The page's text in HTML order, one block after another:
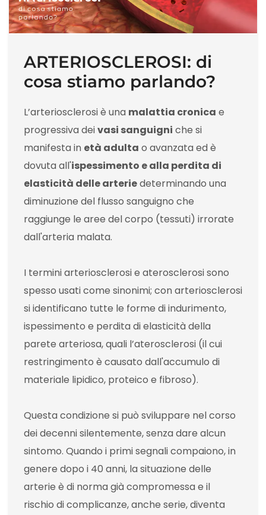
ARTERIOSCLEROSI: di
cosa stiamo parlando?
L’arteriosclerosi è una malattia cronica e
progressiva deivasi sanguigni che si
manifesta in età adulta o avanzata ed è
dovuta all'ispessimento e alla perdita di
elasticità delle arteriedeterminando una
diminuzione del flusso sanguigno che
raggiunge le aree del corpo (tessuti) irrorate
dall'arteria malata.
I termini arteriosclerosi e aterosclerosi sono
spesso usati come sinonimi; con arteriosclerosi
si identificano tutte le forme di indurimento,
ispessimento e perdita di elasticità della
parete arteriosa, quali l’aterosclerosi (il cui
restringimento è causato dall'accumulo di
materiale lipidico, proteico e fibroso).
Questa condizione si può sviluppare nel corso
dei decenni silentemente, senza dare alcun
sintomo. Quando i primi segnali compaiono, in
genere dopo i 40 anni, la situazione delle
arterie è di norma già compromessa e il
rischio di complicanze, anche serie, diventa